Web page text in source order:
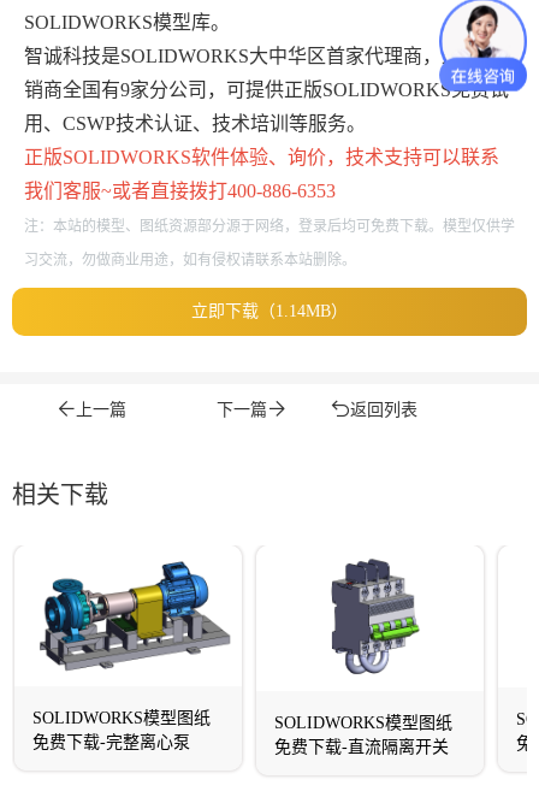
SOLIDWORKS模型库。
智诚科技是SOLIDWORKS大中华区首家代理商，最大经
销商全国有9家分公司，可提供正版SOLIDWORKS免费试
用、CSWP技术认证、技术培训等服务。
正版SOLIDWORKS软件体验、询价，技术支持可以联系
我们客服~或者直接拨打400-886-6353
注：本站的模型、图纸资源部分源于网络，登录后均可免费下载。模型仅供学
习交流，勿做商业用途，如有侵权请联系本站删除。
立即下载（1.14MB）
上一篇 下一篇 返回列表
相关下载
SOLIDWORKS模型图纸
免费下载-完整离心泵
SOLIDWORKS模型图纸
免费下载-直流隔离开关
免